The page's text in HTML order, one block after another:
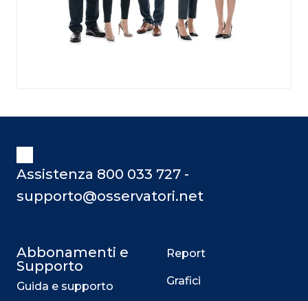
Assistenza 800 033 727 -
supporto@osservatori.net
Abbonamenti e
Supporto
Guida e supporto
Report
Grafici